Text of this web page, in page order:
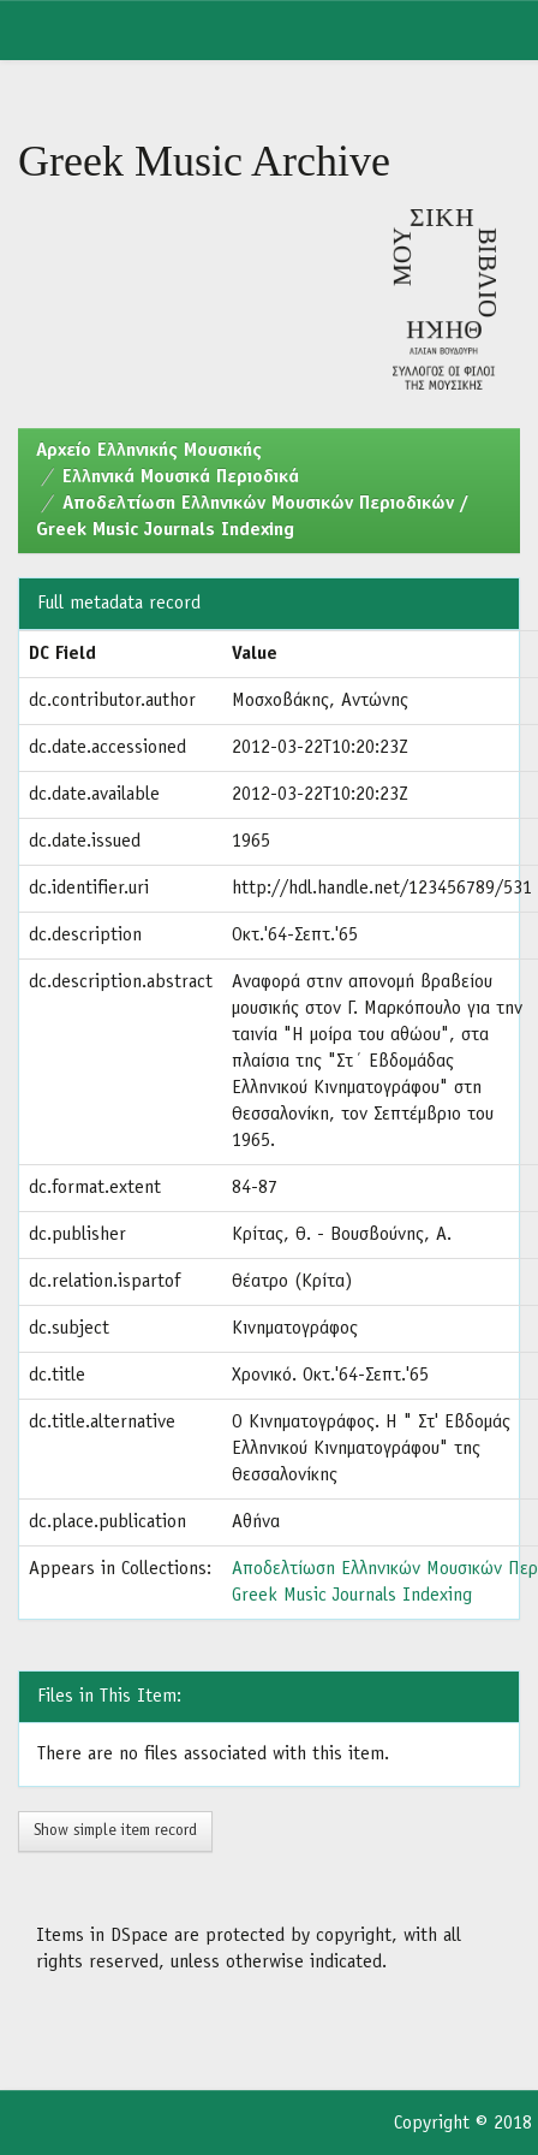
Greek Music Archive
Aρχείο Ελληνικής Μουσικής
Ελληνικά Μουσικά Περιοδικά
Αποδελτίωση Ελληνικών Μουσικών Περιοδικών /
Greek Music Journals Indexing
Full metadata record
DC Field Value
dc.contributor.author Μοσχοβάκης, Αντώνης
dc.date.accessioned 2012-03-22T10:20:23Z
dc.date.available 2012-03-22T10:20:23Z
dc.date.issued 1965
dc.identifier.uri http://hdl.handle.net/123456789/531
dc.description Οκτ.'64-Σεπτ.'65
dc.description.abstract
Αναφορά στην απονομή βραβείου
μουσικής στον Γ. Μαρκόπουλο για την
ταινία "Η μοίρα του αθώου", στα
πλαίσια της "Στ΄ Εβδομάδας
Ελληνικού Κινηματογράφου" στη
Θεσσαλονίκη, τον Σεπτέμβριο του
1965.
dc.format.extent 84-87
dc.publisher Κρίτας, Θ. - Βουσβούνης, Α.
dc.relation.ispartof Θέατρο (Κρίτα)
dc.subject Κινηματογράφος
dc.title Χρονικό. Οκτ.'64-Σεπτ.'65
dc.title.alternative
Ο Κινηματογράφος. H " Στ' Εβδομάς
Ελληνικού Κινηματογράφου" της
Θεσσαλονίκης
dc.place.publication Αθήνα
Appears in Collections:
Αποδελτίωση Ελληνικών Μουσικών
Greek Music Journals Indexing
Files in This Item:
There are no files associated with this item.
Show simple item record
Items in DSpace are protected by copyright, with all
rights reserved, unless otherwise indicated.
Copyright © 2018